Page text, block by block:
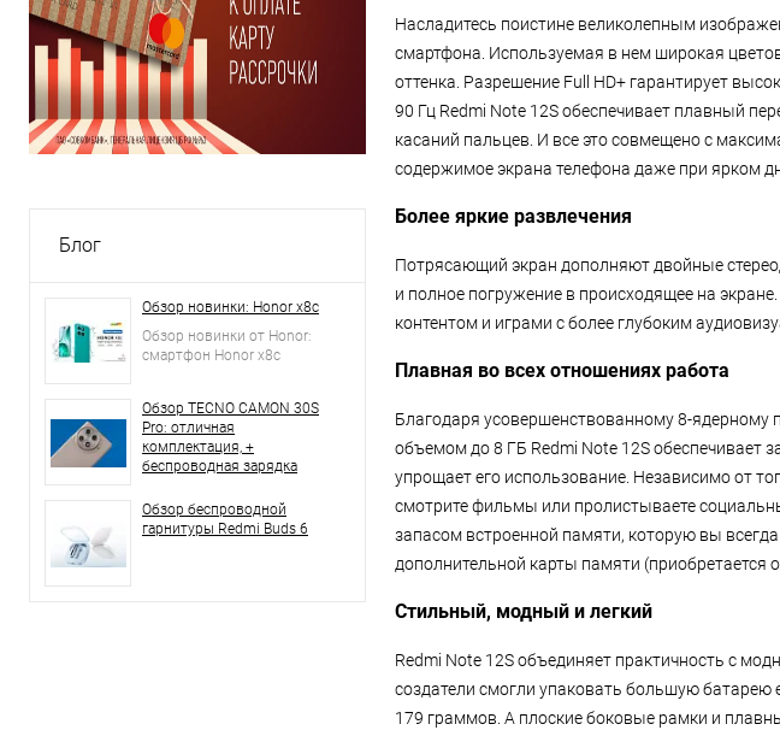
Блог
Обзор новинки: Honor x8c
Обзор новинки от Honor:
смартфон Honor x8c
Обзор TECNO CAMON 30S
Pro: отличная
комплектация, +
беспроводная зарядка
Обзор беспроводной
гарнитуры Redmi Buds 6
Насладитесь поистине великолепным
смартфона. Используемая в нем широкая
оттенка. Разрешение Full HD+ гарантирует
90 Гц Redmi Note 12S обеспечивает плавный
касаний пальцев. И все это совмещено с
содержимое экрана телефона даже при ярком
Более яркие развлечения
Потрясающий экран дополняют двойные
и полное погружение в происходящее на
контентом и играми с более глубоким
Плавная во всех отношениях работа
Благодаря усовершенствованному 8-ядерному
объемом до 8 ГБ Redmi Note 12S обеспечивает
упрощает его использование. Независимо от
смотрите фильмы или пролистываете
запасом встроенной памяти, которую вы
дополнительной карты памяти (приобретается
Стильный, модный и легкий
Redmi Note 12S объединяет практичность с
создатели смогли упаковать большую
179 граммов. А плоские боковые рамки и